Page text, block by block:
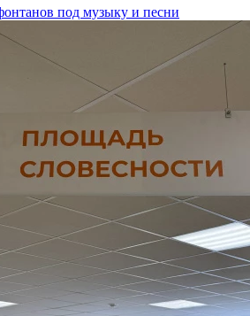
под музыку и песни